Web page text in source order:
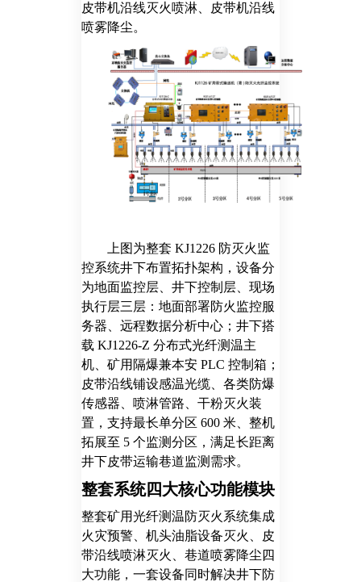
皮带机沿线灭火喷淋、皮带机沿线
喷雾降尘。
上图为整套 KJ1226 防灭火监
控系统井下布置拓扑架构，设备分
为地面监控层、井下控制层、现场
执行层三层：地面部署防火监控服
务器、远程数据分析中心；井下搭
载 KJ1226-Z 分布式光纤测温主
机、矿用隔爆兼本安 PLC 控制箱；
皮带沿线铺设感温光缆、各类防爆
传感器、喷淋管路、干粉灭火装
置，支持最长单分区 600 米、整机
拓展至 5 个监测分区，满足长距离
井下皮带运输巷道监测需求。
整套系统四大核心功能模块
整套矿用光纤测温防灭火系统集成
火灾预警、机头油脂设备灭火、皮
带沿线喷淋灭火、巷道喷雾降尘四
大功能，一套设备同时解决井下防